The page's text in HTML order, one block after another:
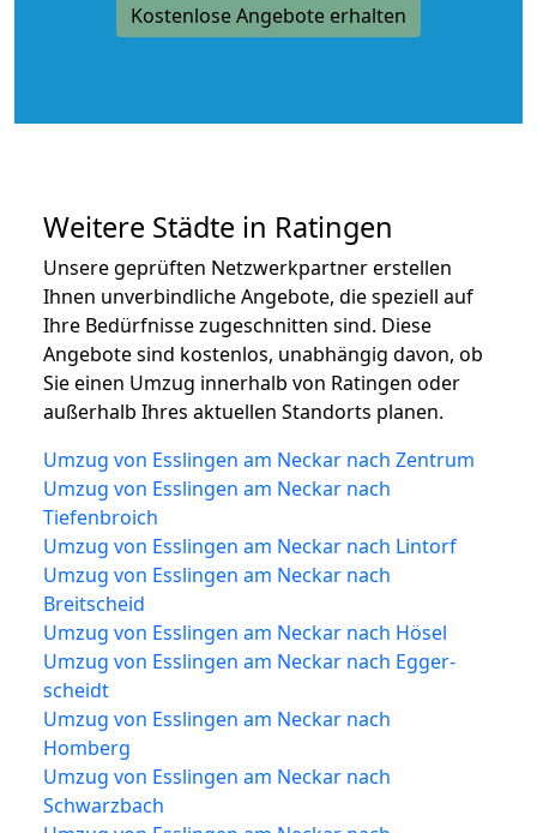
Kostenlose Angebote erhalten
Weitere Städte in Ratingen
Unsere geprüften Netzwerkpartner erstellen
Ihnen unverbindliche Angebote, die speziell auf
Ihre Bedürfnisse zugeschnitten sind. Diese
Angebote sind kostenlos, unabhängig davon, ob
Sie einen Umzug innerhalb von Ratingen oder
außerhalb Ihres aktuellen Standorts planen.
Umzug von Esslingen am Neckar nach Zentrum
Umzug von Esslingen am Neckar nach
Tiefenbroich
Umzug von Esslingen am Neckar nach Lintorf
Umzug von Esslingen am Neckar nach
Breitscheid
Umzug von Esslingen am Neckar nach Hösel
Umzug von Esslingen am Neckar nach Egger-
scheidt
Umzug von Esslingen am Neckar nach
Homberg
Umzug von Esslingen am Neckar nach
Schwarzbach